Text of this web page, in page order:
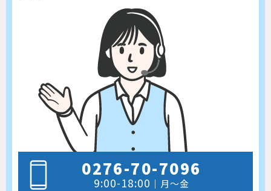
0276-70-7096
9:00-18:00 ｜月～金